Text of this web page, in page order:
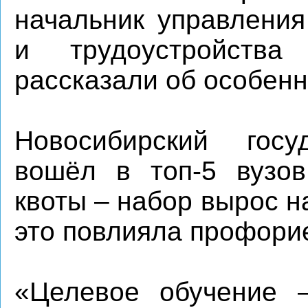
начальник
и
рассказали об
Новосибирский
вошёл в топ-5
квоты – набор вырос
это повлияла
«Целевое обучение